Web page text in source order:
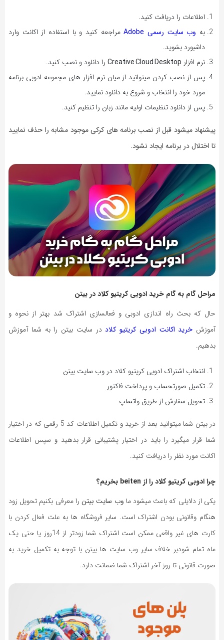
اطلاعات را دریافت کنید.
به وب سایت رسمی Adobe
مراجعه کنید و با استفاده از اکانت وارد
داشبورد بشوید.
نرم افزار Creative Cloud Desktop را دانلود و نصب کنید.
پس از نصب کردن میتوانید از میان نرم افزار های مجموعه ادوبی برنامه
مورد خود را انتخاب و شروع به دانلود نمایید.
پس از دانلود تنظیمات اولیه مانند زبان را تنظیم کنید.
پیشنهاد میشود قبل از نصب برنامه های کرکی موجود مشابه را حذف نمایید
تا اختلال در برنامه ایجاد نشود.
مراحل گام‌ به‌ گام خرید ادوبی کریتیو کلاد در بیتن
حال که بحث راه اندازی ادوبی و فعالسازی اشتراک شد بهتر از نحوه و
آموزش خرید اکانت ادوبی کریتیو کلاددر سایت بیتن را به شما آموزش
بدهیم.
انتخاب اشتراک ادوبی کریتیو کلاد در وب سایت بیتن
تکمیل صورتحساب و پرداخت فاکتور
تحویل سفارش از طریق واتساپ
در بیتن شما میتوانید بعد از خرید و تکمیل اطلاعات کد 5 رقمی که در اختیار
شما قرار میگیرد را باید در اختیار پشتیبانی قرار بدهید و سپس اطلاعات
اکانت مورد نظر را دریافت کنید.
چرا ادوبی کریتیو کلاد را از beiten بخریم؟
یکی از دلایلی که باعث میشود ما وب سایت بیتنرا معرفی بکنیم تحویل زود
هنگام وقانونی بودن اشتراک است. سایر فروشگاه ها به علت فعال کردن با
کارت های غیر واقعی ممکن است اشتراک شما زودتر از 14روز یا حتی یک
ماه تمام شودبر خلاف سایر وب سایت ها بیتن با توجه به تکمیل خرید به
صورت قانونی تا روز آخر اشتراک شما ضمانت دارد.